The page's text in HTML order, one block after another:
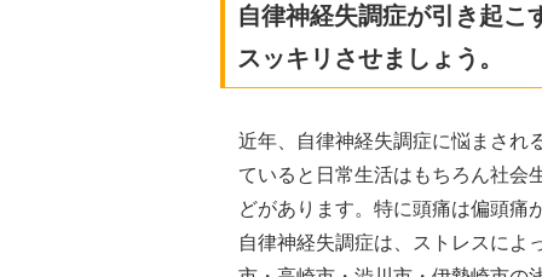
自律神経失調症が引き起こ
スッキリさせましょう。
近年、自律神経失調症に悩まされ
ていると日常生活はもちろん社会
どがあります。特に頭痛は偏頭痛
自律神経失調症は、ストレスによ